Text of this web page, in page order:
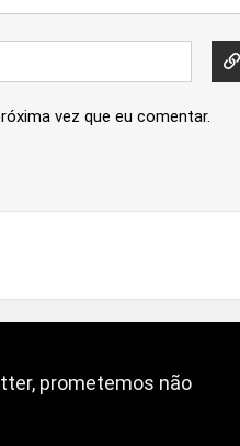
vez que eu comentar.
prometemos não